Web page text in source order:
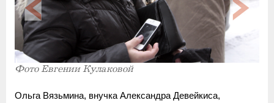
Фото Евгении Кулаковой
Ольга Вязьмина, внучка Александра Девейкиса,